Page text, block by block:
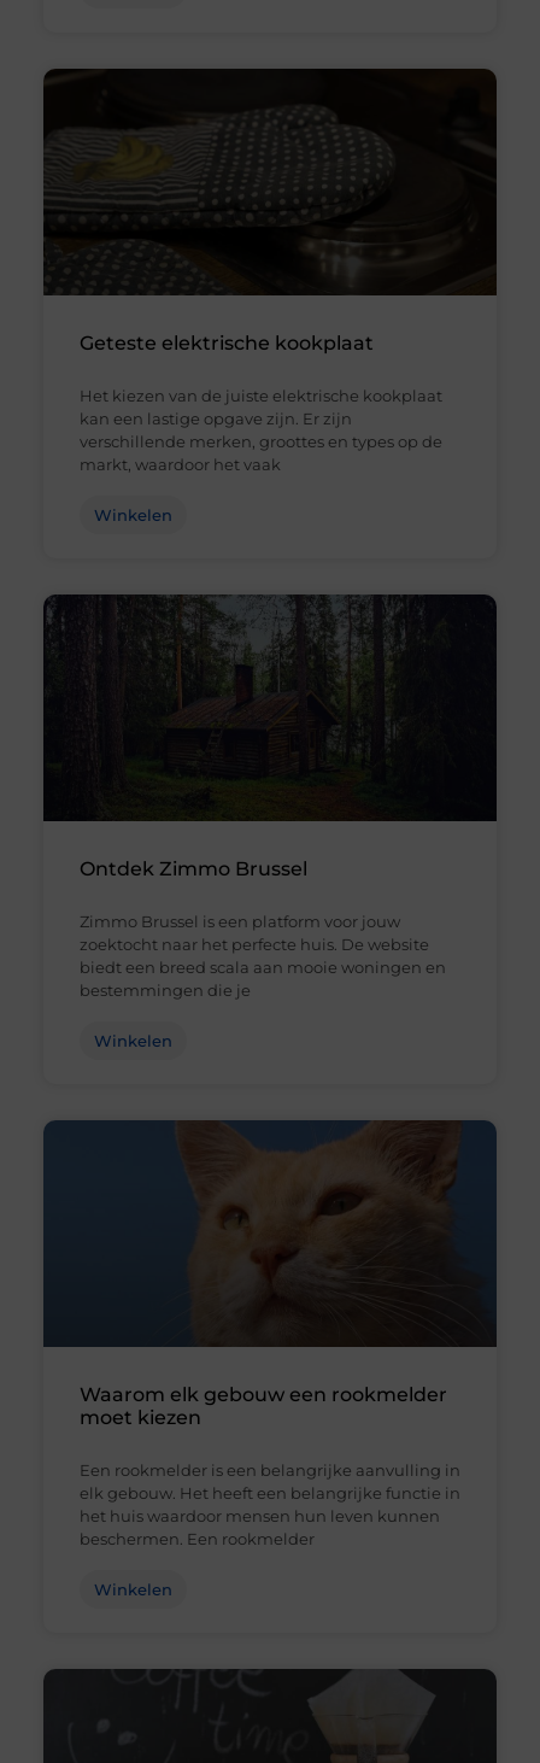
Geteste elektrische kookplaat
Het kiezen van de juiste elektrische kookplaat
kan een lastige opgave zijn. Er zijn
verschillende merken, groottes en types op de
markt, waardoor het vaak
Winkelen
Ontdek Zimmo Brussel
Zimmo Brussel is een platform voor jouw
zoektocht naar het perfecte huis. De website
biedt een breed scala aan mooie woningen en
bestemmingen die je
Winkelen
Waarom elk gebouw een rookmelder
moet kiezen
Een rookmelder is een belangrijke aanvulling in
elk gebouw. Het heeft een belangrijke functie in
het huis waardoor mensen hun leven kunnen
beschermen. Een rookmelder
Winkelen